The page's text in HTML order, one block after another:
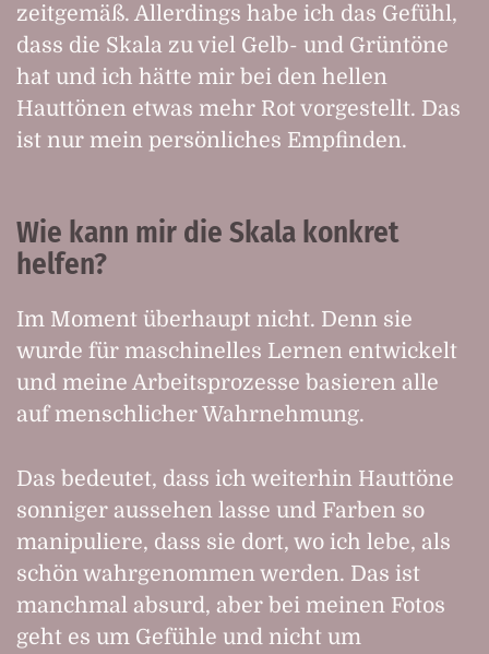
zeitgemäß. Allerdings habe ich das Gefühl,
dass die Skala zu viel Gelb- und Grüntöne
hat und ich hätte mir bei den hellen
Hauttönen etwas mehr Rot vorgestellt. Das
ist nur mein persönliches Empfinden.
Wie kann mir die Skala konkret
helfen?
Im Moment überhaupt nicht. Denn sie
wurde für maschinelles Lernen entwickelt
und meine Arbeitsprozesse basieren alle
auf menschlicher Wahrnehmung.
Das bedeutet, dass ich weiterhin Hauttöne
sonniger aussehen lasse und Farben so
manipuliere, dass sie dort, wo ich lebe, als
schön wahrgenommen werden. Das ist
manchmal absurd, aber bei meinen Fotos
geht es um Gefühle und nicht um